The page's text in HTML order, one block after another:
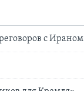
с Ираном